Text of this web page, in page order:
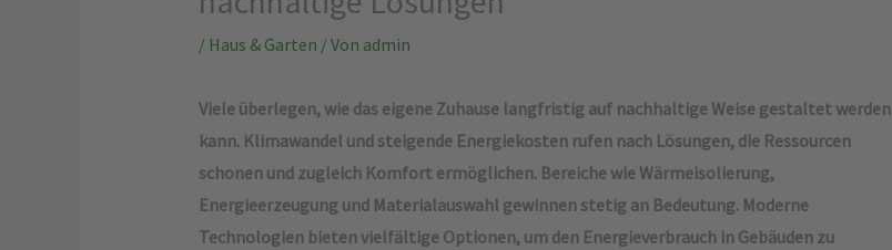
/ Haus & Garten / Von admin
Viele überlegen, wie das eigene Zuhause langfristig auf nachhaltige Weise gestaltet werden
kann. Klimawandel und steigende Energiekosten rufen nach Lösungen, die Ressourcen
schonen und zugleich Komfort ermöglichen. Bereiche wie Wärmeisolierung,
Energieerzeugung und Materialauswahl gewinnen stetig an Bedeutung. Moderne
Technologien bieten vielfältige Optionen, um den Energieverbrauch in Gebäuden zu